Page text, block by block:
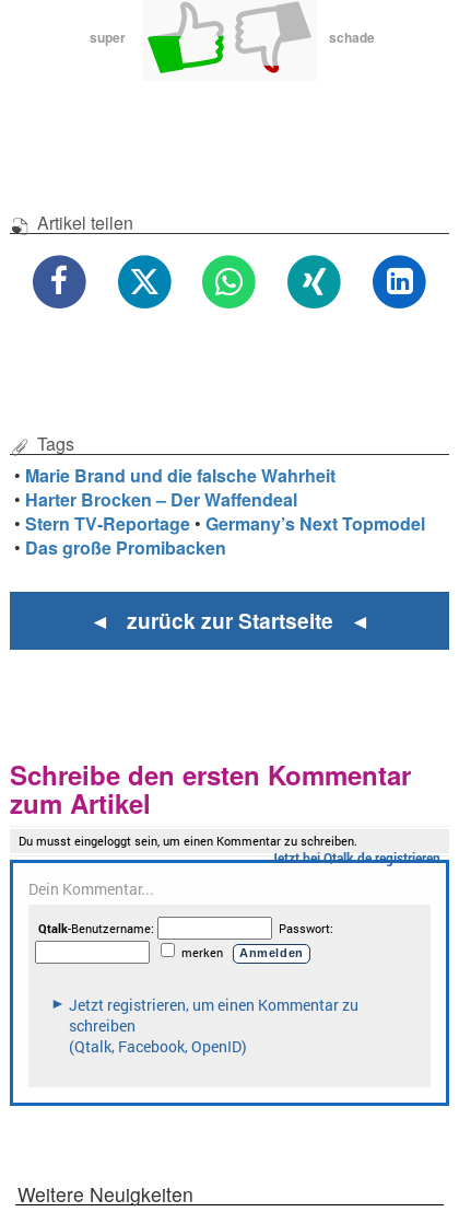
super schade
Artikel teilen
Tags
• Marie Brand und die falsche Wahrheit
• Harter Brocken – Der Waffendeal
•Stern TV-Reportage •Germany’s Next Topmodel
• Das große Promibacken
◄ zurück zur Startseite ◄
Schreibe den ersten Kommentar
zum Artikel
Weitere Neuigkeiten